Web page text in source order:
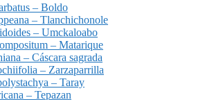
– Boldo
– Tlanchichonole
– Umckaloabo
– Matarique
– Cáscara sagrada
– Zarzaparrilla
– Taray
– Tepazan